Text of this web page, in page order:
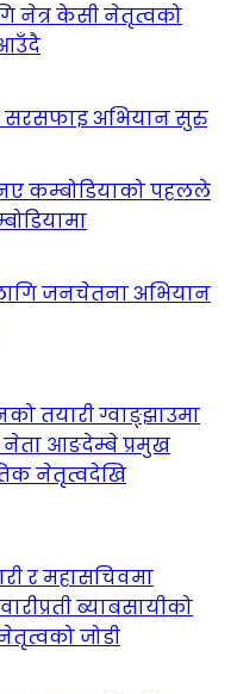
नेत्र केसी नेतृत्वको
सरसफाइ अभियान सुरु
कम्बोडियाको पहलले
जनचेतना अभियान
तयारी ग्वाङ्झाउमा
नेता आङदेम्बे प्रमुख
नेतृत्वदेखि
र महासचिवमा
ब्याबसायीको
जोडी